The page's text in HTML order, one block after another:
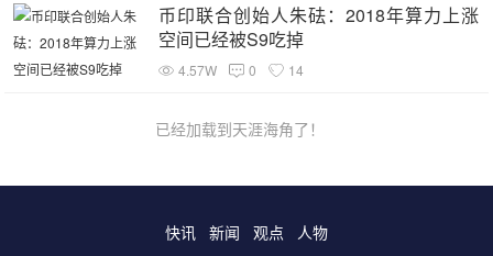
币印联合创始人朱砝：2018年算力上涨
空间已经被S9吃掉
4.57W 0 14
已经加载到天涯海角了！
快讯 新闻 观点
人物